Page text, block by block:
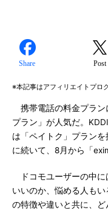
Share Post
※本記事はアフィリエイトプロ
携帯電話の料金プラン
プラン」が人気だ。
は「ペイトク」プラン
に続いて、8月から「
ドコモユーザーの中に
いいのか、悩める人も
の特徴や違いと共に、